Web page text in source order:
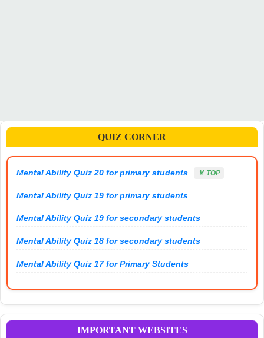
QUIZ CORNER
Mental Ability Quiz 20 for primary students 🏅 TOP
Mental Ability Quiz 19 for primary students
Mental Ability Quiz 19 for secondary students
Mental Ability Quiz 18 for secondary students
Mental Ability Quiz 17 for Primary Students
IMPORTANT WEBSITES